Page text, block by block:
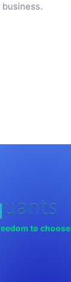
business.
to choose